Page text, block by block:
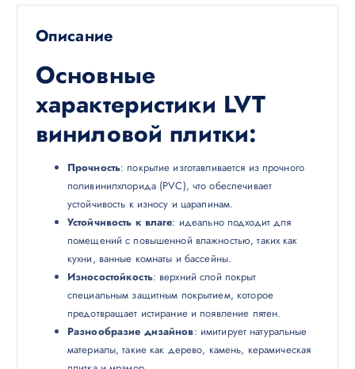
Описание
Основные
характеристики LVT
виниловой плитки:
Прочность: покрытие изготавливается из прочного
поливинилхлорида (PVC), что обеспечивает
устойчивость к износу и царапинам.
Устойчивость к влаге: идеально подходит для
помещений с повышенной влажностью, таких как
кухни, ванные комнаты и бассейны.
Износостойкость: верхний слой покрыт
специальным защитным покрытием, которое
предотвращает истирание и появление пятен.
Разнообразие дизайнов: имитирует натуральные
материалы, такие как дерево, камень, керамическая